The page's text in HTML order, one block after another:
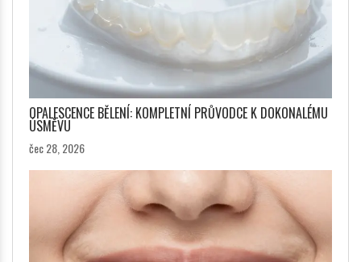
OPALESCENCE BĚLENÍ: KOMPLETNÍ PRŮVODCE K DOKONALÉMU
ÚSMĚVU
čec 28, 2026